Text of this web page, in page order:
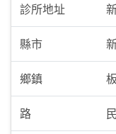
診所地址
縣市
鄉鎮
路